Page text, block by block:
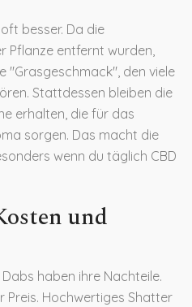
besser. Da die
Pflanze entfernt wurden,
"Grasgeschmack", den viele
Stattdessen bleiben die
erhalten, die für das
sorgen. Das macht die
wenn du täglich CBD
und
haben ihre Nachteile.
Preis. Hochwertiges Shatter